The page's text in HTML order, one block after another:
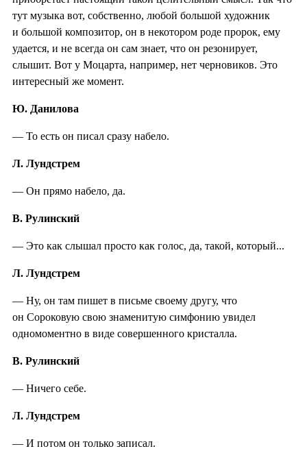
тут музыка вот, собственно, любой большой художник
и большой композитор, он в некотором роде пророк, ему
удается, и не всегда он сам знает, что он резонирует,
слышит. Вот у Моцарта, например, нет черновиков. Это
интересный же момент.
Ю. Данилова
— То есть он писал сразу набело.
Л. Лундстрем
— Он прямо набело, да.
В. Рулинский
— Это как слышал просто как голос, да, такой, который...
Л. Лундстрем
— Ну, он там пишет в письме своему другу, что
он Сороковую свою знаменитую симфонию увидел
одномоментно в виде совершенного кристалла.
В. Рулинский
— Ничего себе.
Л. Лундстрем
— И потом он только записал.